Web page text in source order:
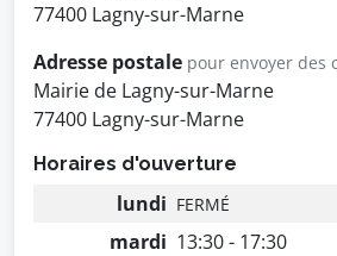
77400 Lagny-sur-Marne
Adresse postale pour envoyer des
Mairie de Lagny-sur-Marne
77400 Lagny-sur-Marne
Horaires d'ouverture
lundi FERMÉ
mardi 13:30 - 17:30